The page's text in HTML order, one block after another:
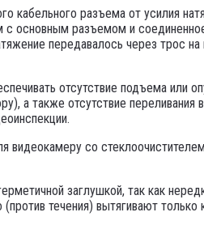
кабельного разъема от усилия
основным разъемом и
передавалось через трос на
отсутствие подъема или
а также отсутствие
со
заглушкой, так как
течения) вытягивают